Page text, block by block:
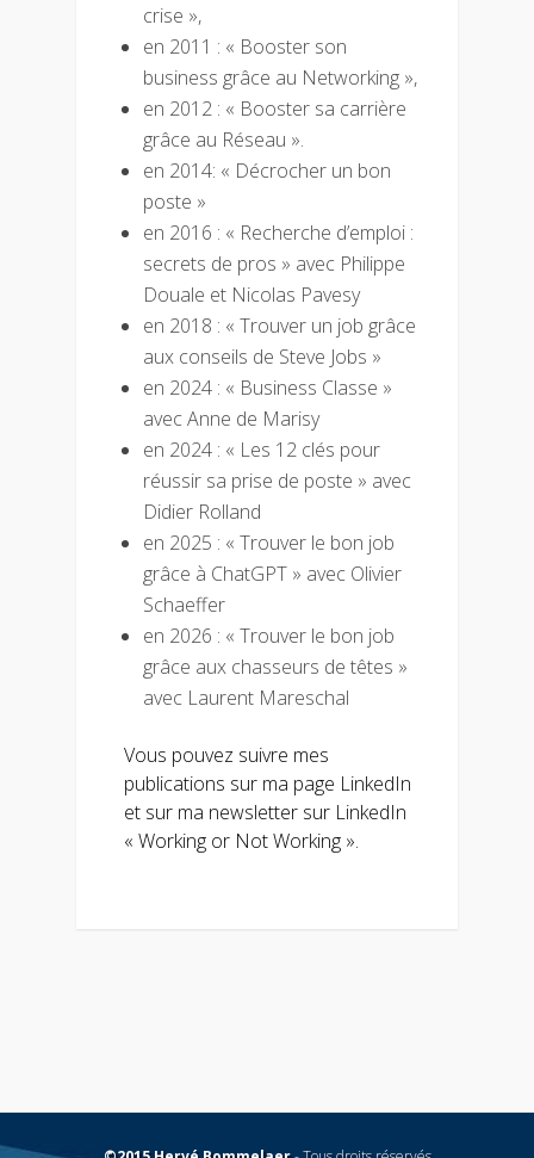
crise »,
en 2011 : « Booster son
business grâce au Networking »,
en 2012 : « Booster sa carrière
grâce au Réseau ».
en 2014: « Décrocher un bon
poste »
en 2016 : « Recherche d’emploi :
secrets de pros » avec Philippe
Douale et Nicolas Pavesy
en 2018 : « Trouver un job grâce
aux conseils de Steve Jobs »
en 2024 : « Business Classe »
avec Anne de Marisy
en 2024 : « Les 12 clés pour
réussir sa prise de poste » avec
Didier Rolland
en 2025 : « Trouver le bon job
grâce à ChatGPT » avec Olivier
Schaeffer
en 2026 : « Trouver le bon job
grâce aux chasseurs de têtes »
avec Laurent Mareschal
Vous pouvez suivre mes
publications sur ma page LinkedIn
et sur ma newsletter sur LinkedIn
« Working or Not Working ».